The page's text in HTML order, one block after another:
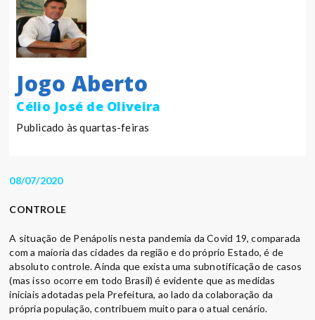
Jogo Aberto
Célio José de Oliveira
Publicado às quartas-feiras
08/07/2020
CONTROLE
A situação de Penápolis nesta pandemia da Covid 19, comparada
com a maioria das cidades da região e do próprio Estado, é de
absoluto controle. Ainda que exista uma subnotificação de casos
(mas isso ocorre em todo Brasil) é evidente que as medidas
iniciais adotadas pela Prefeitura, ao lado da colaboração da
própria população, contribuem muito para o atual cenário.